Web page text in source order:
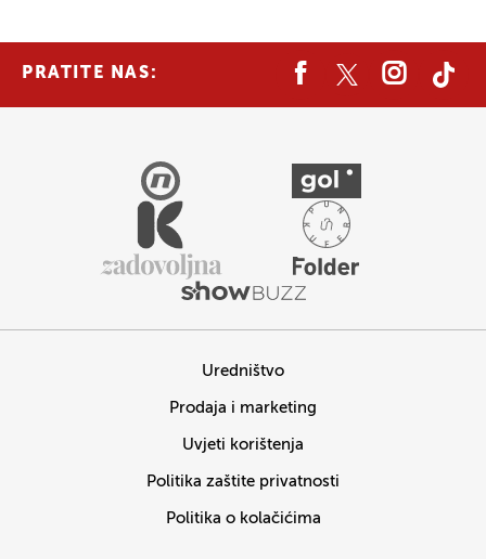
PRATITE NAS:
Uredništvo
Prodaja i marketing
Uvjeti korištenja
Politika zaštite privatnosti
Politika o kolačićima